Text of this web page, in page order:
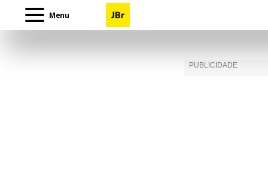
Menu